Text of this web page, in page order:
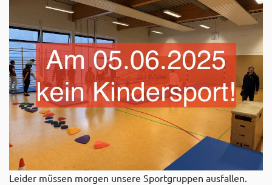
Leider müssen morgen unsere Sportgruppen ausfallen.